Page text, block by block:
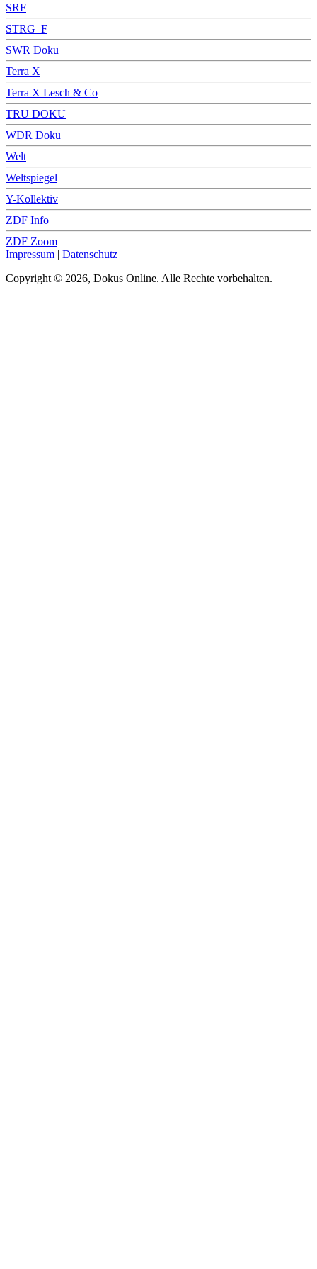
SRF
STRG_F
SWR Doku
Terra X
Terra X Lesch & Co
TRU DOKU
WDR Doku
Welt
Weltspiegel
Y-Kollektiv
ZDF Info
ZDF Zoom
Impressum | Datenschutz
Copyright © 2026, Dokus Online. Alle Rechte vorbehalten.